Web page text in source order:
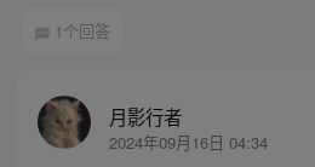
1个回答
月影行者
2024年09月16日 04:34